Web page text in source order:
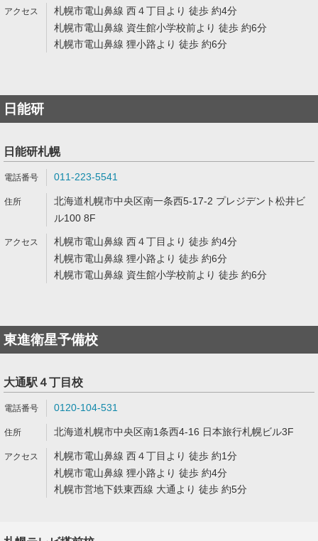
札幌市電山鼻線 西４丁目より 徒歩 約4分
札幌市電山鼻線 資生館小学校前より 徒歩 約6分
札幌市電山鼻線 狸小路より 徒歩 約6分
日能研
日能研札幌
011-223-5541
北海道札幌市中央区南一条西5-17-2 プレジデント松井ビ
ル100 8F
札幌市電山鼻線 西４丁目より 徒歩 約4分
札幌市電山鼻線 狸小路より 徒歩 約6分
札幌市電山鼻線 資生館小学校前より 徒歩 約6分
東進衛星予備校
大通駅４丁目校
0120-104-531
北海道札幌市中央区南1条西4-16 日本旅行札幌ビル3F
札幌市電山鼻線 西４丁目より 徒歩 約1分
札幌市電山鼻線 狸小路より 徒歩 約4分
札幌市営地下鉄東西線 大通より 徒歩 約5分